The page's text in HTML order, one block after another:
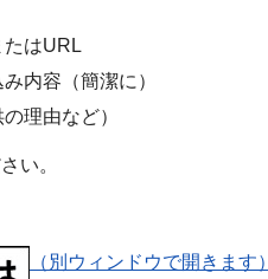
たはURL
内容（簡潔に）
理由など）
い。
（別ウィンドウで開きます）